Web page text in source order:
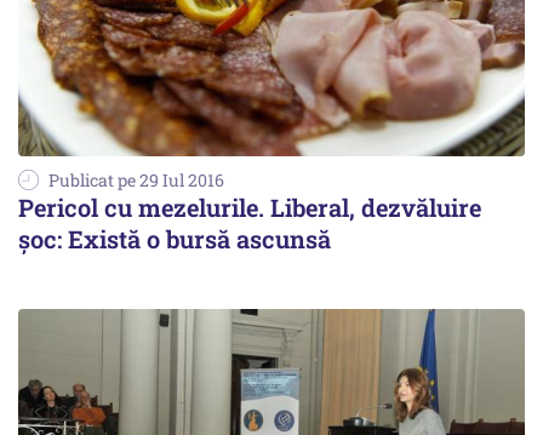
Publicat pe 29 Iul 2016
Pericol cu mezelurile. Liberal, dezvăluire
șoc: Există o bursă ascunsă